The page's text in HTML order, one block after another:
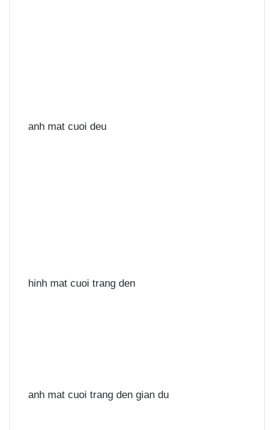
anh mat cuoi deu
hinh mat cuoi trang den
anh mat cuoi trang den gian du